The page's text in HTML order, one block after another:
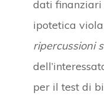
dati finanziari
ipotetica
ripercussioni
per il test di